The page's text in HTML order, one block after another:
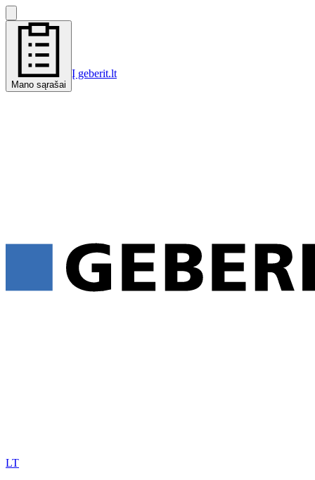
Mano sąrašai
Į geberit.lt
LT